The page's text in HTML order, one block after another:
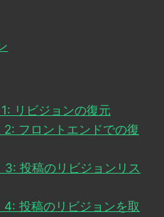
リビジョンの復元
フロントエンドでの復
3: 投稿のリビジョンリス
投稿のリビジョンを取